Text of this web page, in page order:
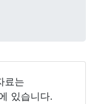
료는
있습니다.